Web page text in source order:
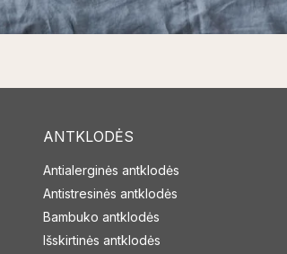
ANTKLODĖS
Antialerginės antklodės
Antistresinės antklodės
Bambuko antklodės
Išskirtinės antklodės